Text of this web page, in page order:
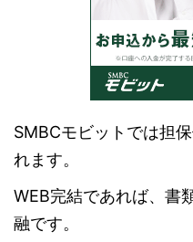
SMBCモビットでは担
れます。
WEB完結であれば、書
融です。